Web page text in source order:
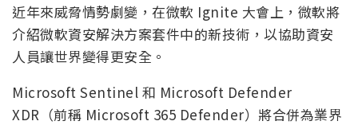
近年來威脅情勢劇變，在微軟 Ignite 大會上，微軟將
介紹微軟資安解決方案套件中的新技術，以協助資安
人員讓世界變得更安全。
Microsoft Sentinel 和 Microsoft Defender
XDR（前稱 Microsoft 365 Defender）將合併為業界